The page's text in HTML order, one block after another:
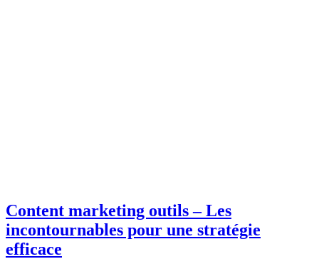
Content marketing outils – Les
incontournables pour une stratégie
efficace